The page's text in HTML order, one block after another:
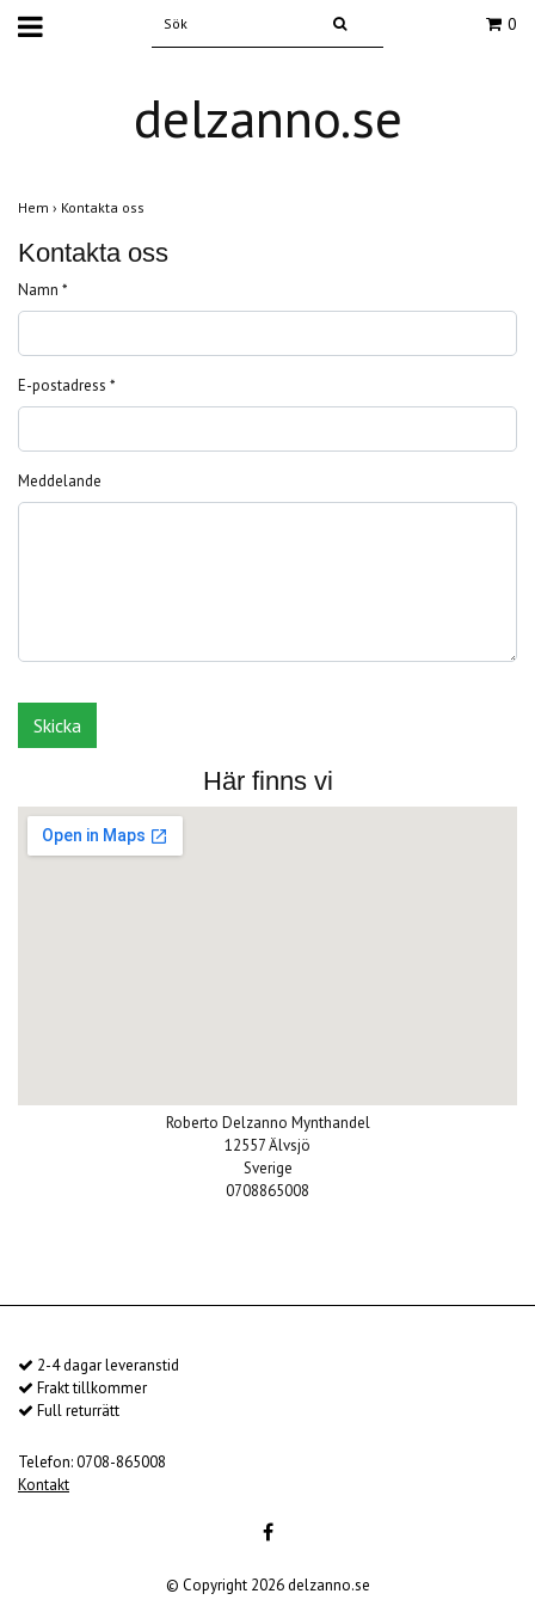
0
delzanno.se
Hem › Kontakta oss
Kontakta oss
Namn *
E-postadress *
Meddelande
Här finns vi
Roberto Delzanno Mynthandel
12557 Älvsjö
Sverige
0708865008
2-4 dagar leveranstid
Frakt tillkommer
Full returrätt
Telefon: 0708-865008
Kontakt
© Copyright 2026 delzanno.se